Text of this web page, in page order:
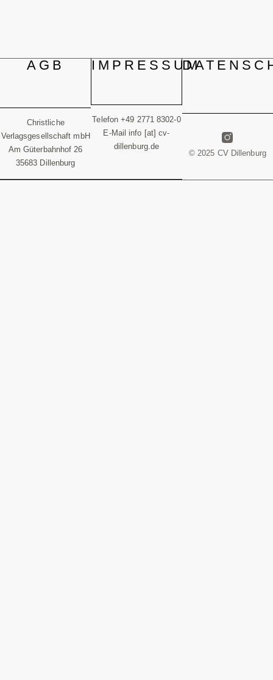
AGB
Christliche
Verlagsgesellschaft mbH
Am Güterbahnhof 26
35683 Dillenburg
IMPRESSUM
Telefon +49 2771 8302-0
E-Mail info [at] cv-
dillenburg.de
© 2025 CV Dillenburg